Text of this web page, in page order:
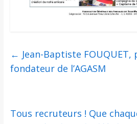
← Jean-Baptiste
fondateur de l’AGASM
Tous recruteurs ! Que